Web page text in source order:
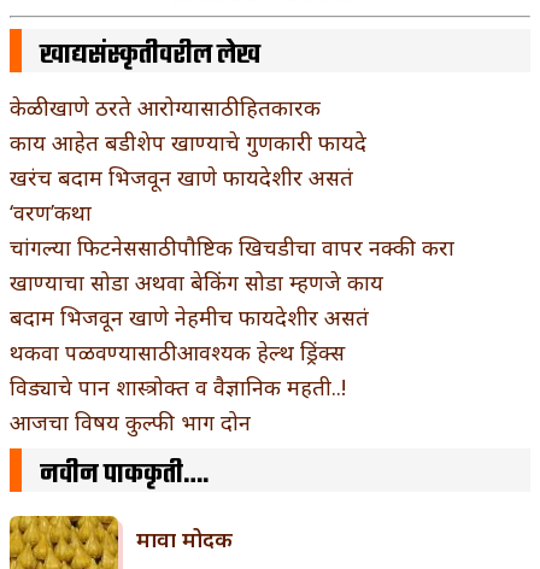
खाद्यसंस्कृतीवरील लेख
केळी खाणे ठरते आरोग्यासाठी हितकारक
काय आहेत बडीशेप खाण्याचे गुणकारी फायदे
खरंच बदाम भिजवून खाणे फायदेशीर असतं
‘वरण’कथा
चांगल्या फिटनेससाठी पौष्टिक खिचडीचा वापर नक्की करा
खाण्याचा सोडा अथवा बेकिंग सोडा म्हणजे काय
बदाम भिजवून खाणे नेहमीच फायदेशीर असतं
थकवा पळवण्यासाठी आवश्यक हेल्थ ड्रिंक्स
विड्याचे पान शास्त्रोक्त व वैज्ञानिक महती..!
आजचा विषय कुल्फी भाग दोन
नवीन पाककृती….
मावा मोदक